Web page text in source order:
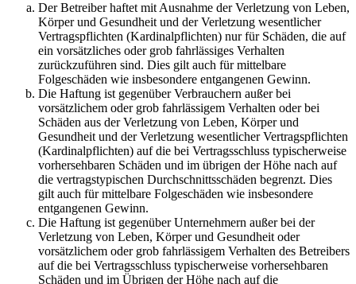
Der Betreiber haftet mit Ausnahme der Verletzung von Leben,
Körper und Gesundheit und der Verletzung wesentlicher
Vertragspflichten (Kardinalpflichten) nur für Schäden, die auf
ein vorsätzliches oder grob fahrlässiges Verhalten
zurückzuführen sind. Dies gilt auch für mittelbare
Folgeschäden wie insbesondere entgangenen Gewinn.
Die Haftung ist gegenüber Verbrauchern außer bei
vorsätzlichem oder grob fahrlässigem Verhalten oder bei
Schäden aus der Verletzung von Leben, Körper und
Gesundheit und der Verletzung wesentlicher Vertragspflichten
(Kardinalpflichten) auf die bei Vertragsschluss typischerweise
vorhersehbaren Schäden und im übrigen der Höhe nach auf
die vertragstypischen Durchschnittsschäden begrenzt. Dies
gilt auch für mittelbare Folgeschäden wie insbesondere
entgangenen Gewinn.
Die Haftung ist gegenüber Unternehmern außer bei der
Verletzung von Leben, Körper und Gesundheit oder
vorsätzlichem oder grob fahrlässigem Verhalten des Betreibers
auf die bei Vertragsschluss typischerweise vorhersehbaren
Schäden und im Übrigen der Höhe nach auf die